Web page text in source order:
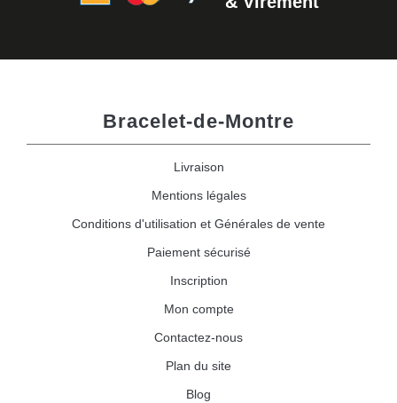
Bracelet-de-Montre
Livraison
Mentions légales
Conditions d'utilisation et Générales de vente
Paiement sécurisé
Inscription
Mon compte
Contactez-nous
Plan du site
Blog